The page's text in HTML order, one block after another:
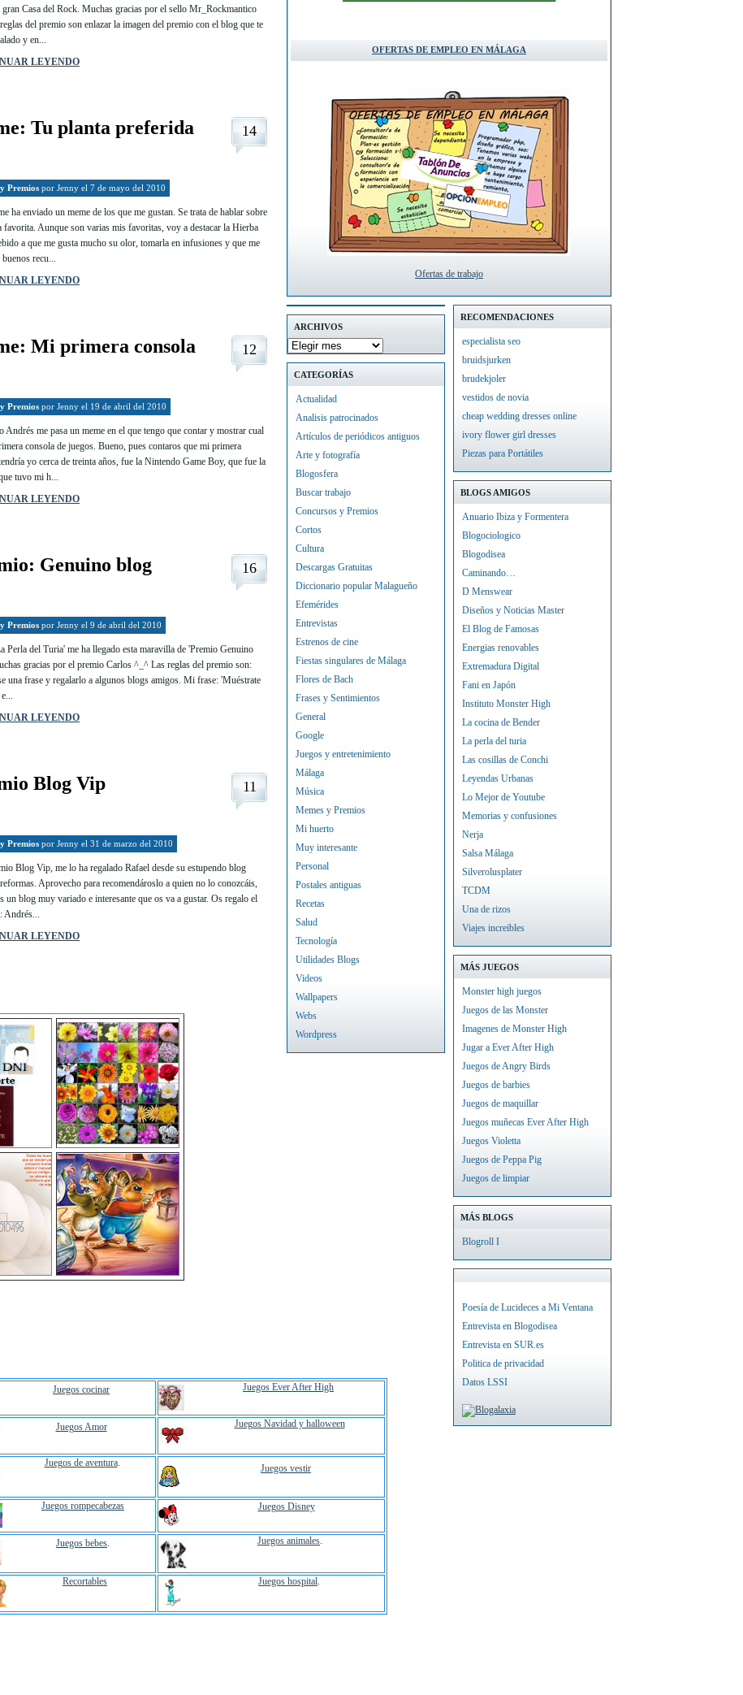
gran Casa del Rock. Muchas gracias por el sello Mr_Rockmantico
del premio son enlazar la imagen del premio con el blog que te
y en...
LEYENDO
14
Tu planta preferida
Premios por Jenny el 7 de mayo del 2010
ha enviado un meme de los que me gustan. Se trata de hablar sobre
favorita. Aunque son varias mis favoritas, voy a destacar la Hierba
a que me gusta mucho su olor, tomarla en infusiones y que me
recu...
LEYENDO
12
Mi primera consola
Premios por Jenny el 19 de abril del 2010
Andrés me pasa un meme en el que tengo que contar y mostrar cual
consola de juegos. Bueno, pues contaros que mi primera
yo cerca de treinta años, fue la Nintendo Game Boy, que fue la
tuvo mi h...
LEYENDO
16
Genuino blog
Premios por Jenny el 9 de abril del 2010
Perla del Turia' me ha llegado esta maravilla de 'Premio Genuino
gracias por el premio Carlos ^_^ Las reglas del premio son:
una frase y regalarlo a algunos blogs amigos. Mi frase: 'Muéstrate
LEYENDO
11
Blog Vip
Premios por Jenny el 31 de marzo del 2010
Blog Vip, me lo ha regalado Rafael desde su estupendo blog
Aprovecho para recomendároslo a quien no lo conozcáis,
un blog muy variado e interesante que os va a gustar. Os regalo el
Andrés...
LEYENDO
Juegos cocinar Juegos Ever After High
Juegos Amor Juegos Navidad y halloween
Juegos de aventura. Juegos vestir
Juegos rompecabezas Juegos Disney
Juegos bebes. Juegos animales.
Recortables Juegos hospital.
OFERTAS DE EMPLEO EN MÁLAGA
Ofertas de trabajo
ARCHIVOS
CATEGORÍAS
Actualidad
Analisis patrocinados
Artículos de periódicos antiguos
Arte y fotografía
Blogosfera
Buscar trabajo
Concursos y Premios
Cortos
Cultura
Descargas Gratuitas
Diccionario popular Malagueño
Efemérides
Entrevistas
Estrenos de cine
Fiestas singulares de Málaga
Flores de Bach
Frases y Sentimientos
General
Google
Juegos y entretenimiento
Málaga
Música
Memes y Premios
Mi huerto
Muy interesante
Personal
Postales antiguas
Recetas
Salud
Tecnología
Utilidades Blogs
Videos
Wallpapers
Webs
Wordpress
RECOMENDACIONES
especialista seo
bruidsjurken
brudekjoler
vestidos de novia
cheap wedding dresses online
ivory flower girl dresses
Piezas para Portátiles
BLOGS AMIGOS
Anuario Ibiza y Formentera
Blogociologico
Blogodisea
Caminando…
D Menswear
Diseños y Noticias Master
El Blog de Famosas
Energias renovables
Extremadura Digital
Fani en Japón
Instituto Monster High
La cocina de Bender
La perla del turia
Las cosillas de Conchi
Leyendas Urbanas
Lo Mejor de Youtube
Memorias y confusiones
Nerja
Salsa Málaga
Silverolusplater
TCDM
Una de rizos
Viajes increibles
MÁS JUEGOS
Monster high juegos
Juegos de las Monster
Imagenes de Monster High
Jugar a Ever After High
Juegos de Angry Birds
Juegos de barbies
Juegos de maquillar
Juegos muñecas Ever After High
Juegos Violetta
Juegos de Peppa Pig
Juegos de limpiar
MÁS BLOGS
Blogroll I
Poesía de Lucideces a Mi Ventana
Entrevista en Blogodisea
Entrevista en SUR.es
Politica de privacidad
Datos LSSI